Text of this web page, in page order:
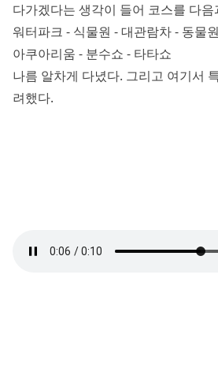
다가겠다는 생각이 들어 코스를 다
워터파크 - 식물원 - 대관람차 - 동물
아쿠아리움 - 분수쇼 - 타타쇼
나름 알차게 다녔다. 그리고 여기서
려했다.